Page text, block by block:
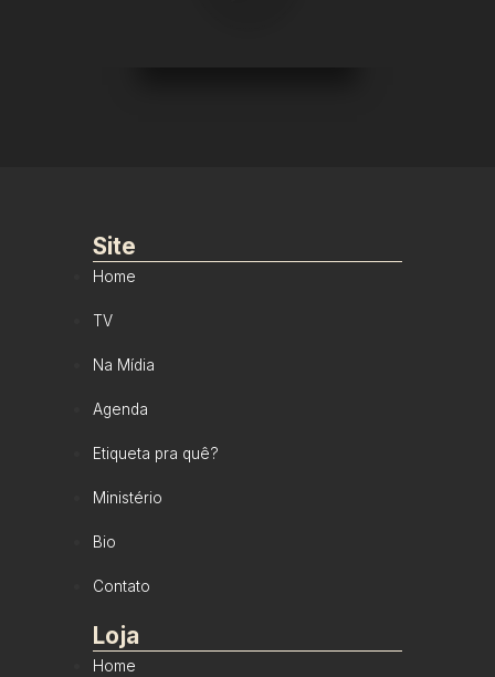
Site
Home
TV
Na Mídia
Agenda
Etiqueta pra quê?
Ministério
Bio
Contato
Loja
Home